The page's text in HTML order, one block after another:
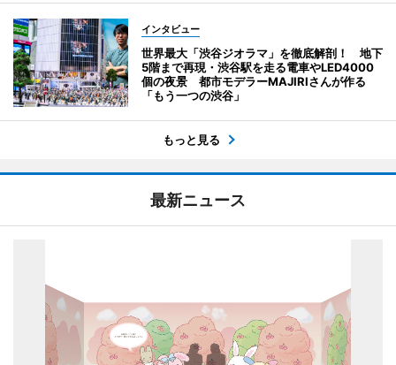
インタビュー
世界最大「渋谷ジオラマ」を徹底解剖！ 地下
5階まで再現・渋谷駅を走る電車やLED4000
個の夜景 都市モデラーMAJIRIさんが作る
「もう一つの渋谷」
もっと見る
最新ニュース